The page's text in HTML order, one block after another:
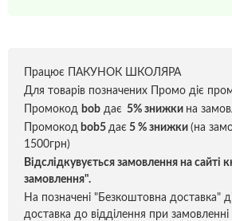
Працює ПАКУНОК ШКОЛЯРА
Для товарів позначених Промо діє
Промокод bob дає 5% знижки на
Промокод bob5 дає 5 % знижки (на
1500грн)
Відслідкувується замовлення на
замовлення".
На позначені "Безкоштовна доставка"
доставка до відділення при замовленні